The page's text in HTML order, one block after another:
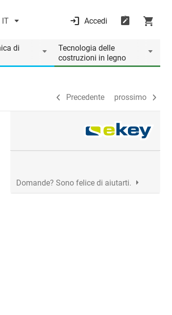
IT Accedi
di
Tecnologia delle
costruzioni in legno
Precedente prossimo
Precedente prossimo
Domande? Sono felice di aiutarti.